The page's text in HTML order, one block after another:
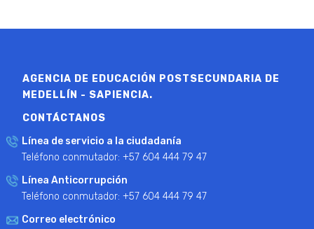
AGENCIA DE EDUCACIÓN POSTSECUNDARIA DE
MEDELLÍN - SAPIENCIA.
CONTÁCTANOS
Línea de servicio a la ciudadanía
Teléfono conmutador: +57 604 444 79 47
Línea Anticorrupción
Teléfono conmutador: +57 604 444 79 47
Correo electrónico